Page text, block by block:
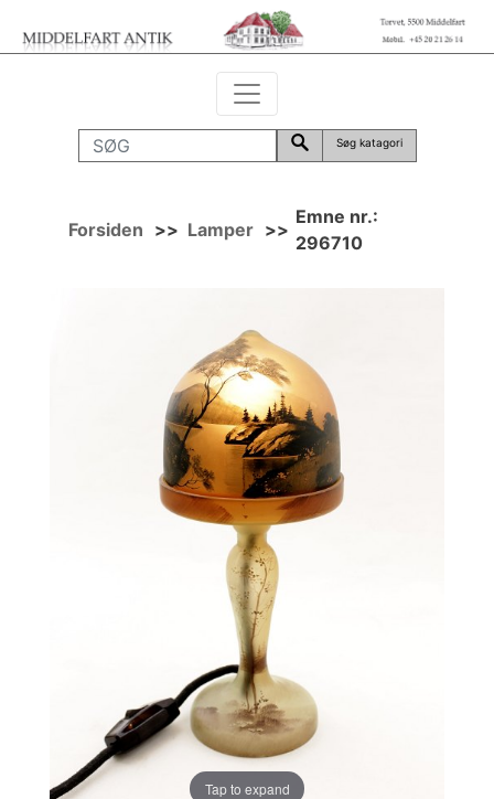
Søg katagori
Forsiden >> Lamper >>
Emne nr.:
296710
Tap to expand